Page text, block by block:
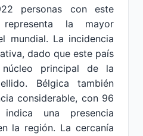
personas con este
la mayor
mundial. La incidencia
dado que este país
principal de la
Bélgica también
considerable, con 96
una presencia
la región. La cercanía